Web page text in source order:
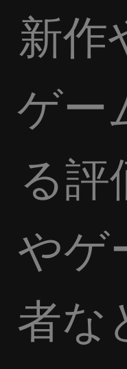
新作
ゲー
る評
やゲ
者な